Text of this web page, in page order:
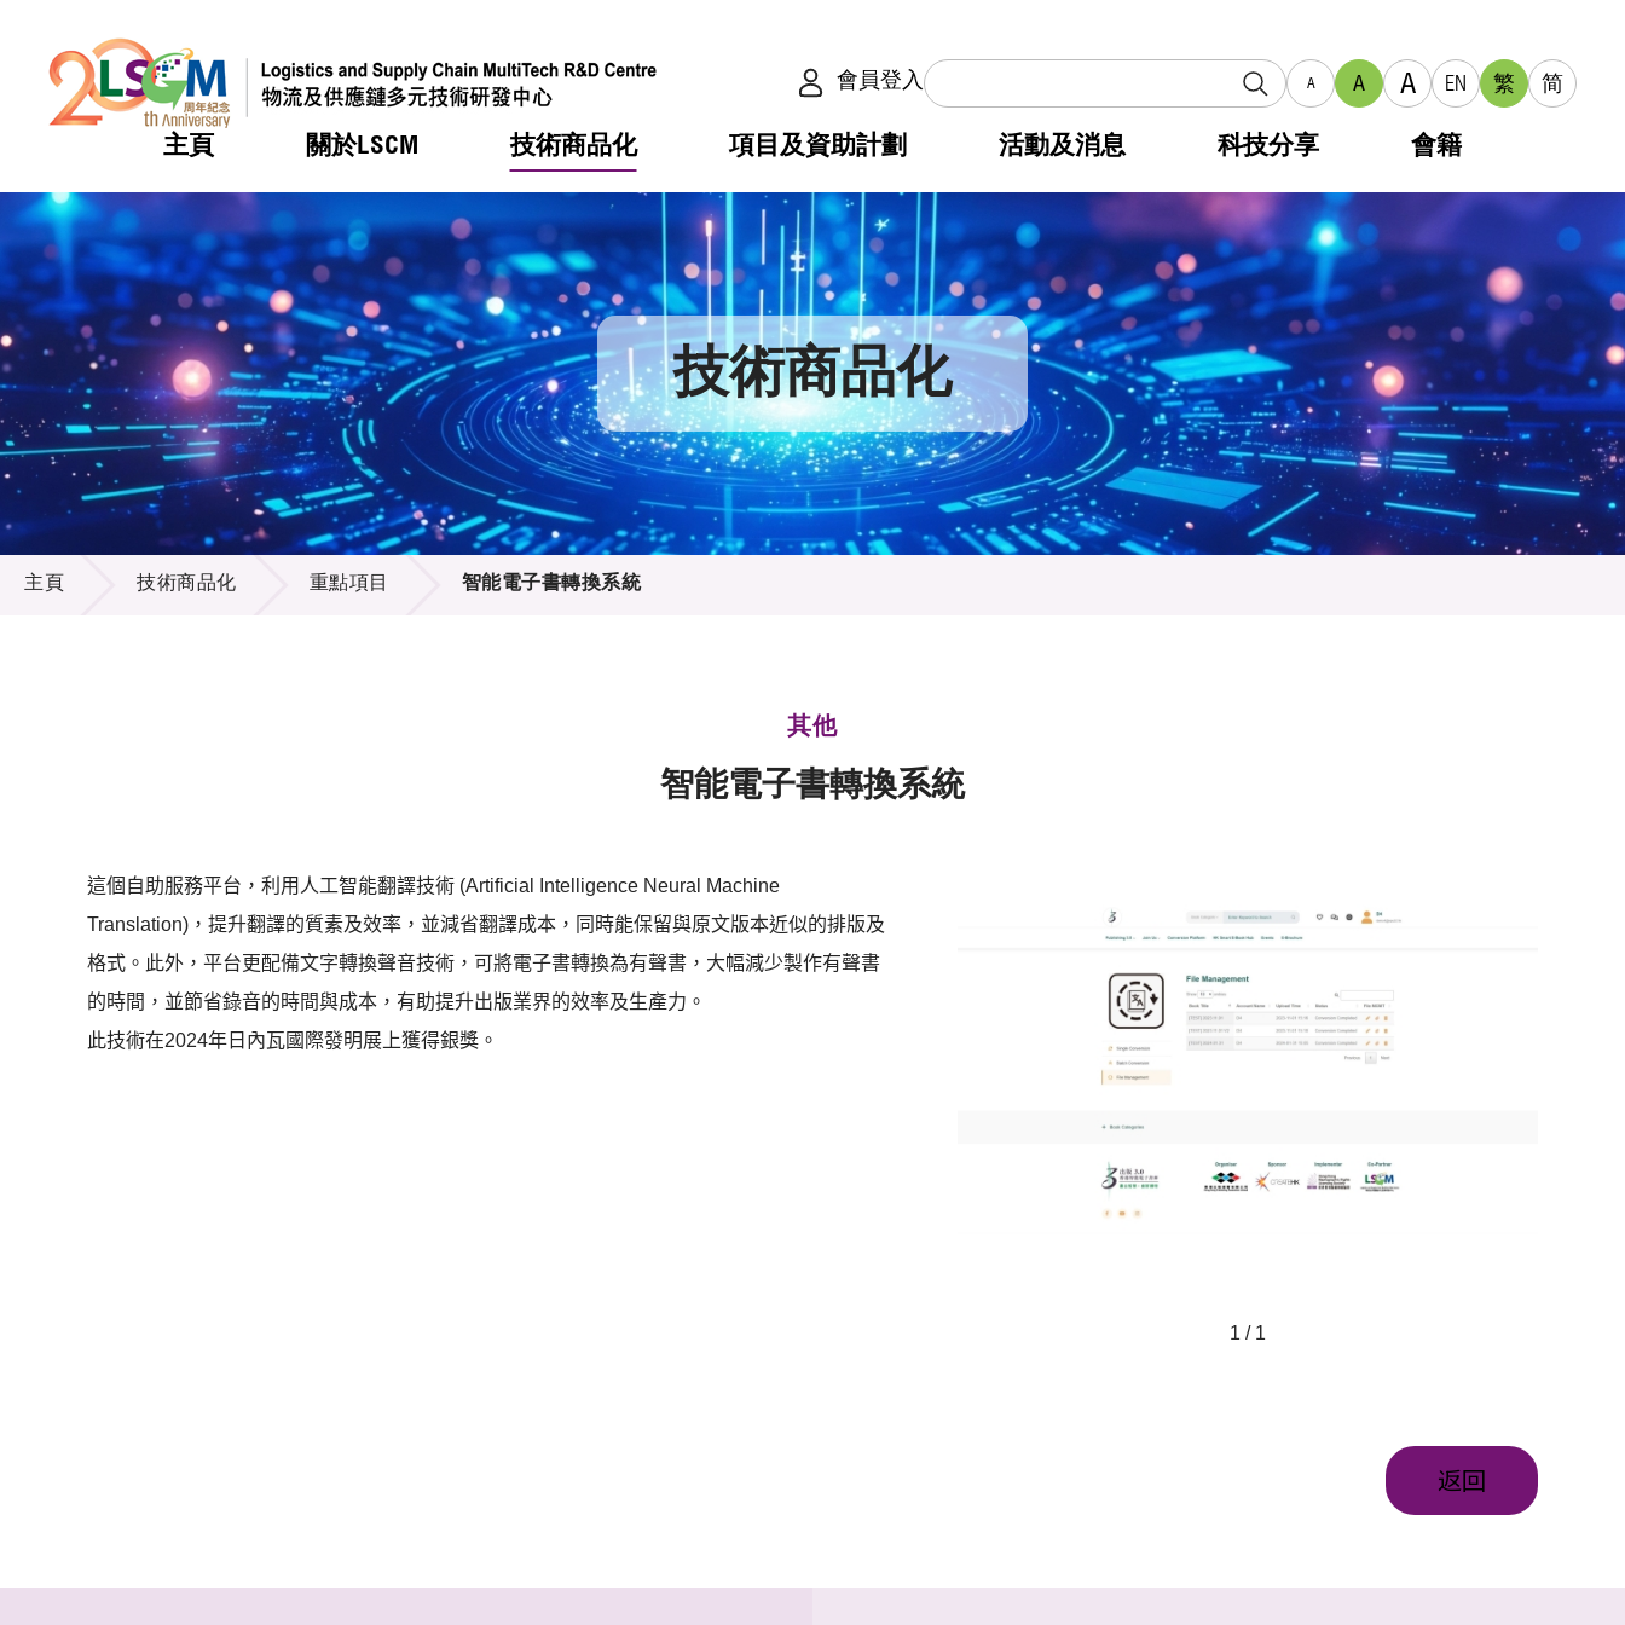
會員登入 A A A EN 繁 简
主頁 關於LSCM
熱門
獎項
LSCM 動向
機構簡介
願景及使命
服務範疇
組織架構
組織架構
董事局
研究顧問
招標通告
供應商登記
技術商品化
熱門
獎項
LSCM 動向
服務
可獲授權之技術
應用於公共服務之創新技術
重點項目
項目及資助計劃
熱門
獎項
LSCM 動向
合作計劃
研發重點
資助計劃
資助計劃
稅務優惠
申請
評審
徵求研發項目計劃書
項目資料庫
活動及消息
熱門
獎項
LSCM 動向
活動
LSCM 動向
業界活動
獎項
新聞中心
媒體報導
新聞稿
資訊中心
多媒體
科技分享 會籍
熱門
獎項
LSCM 動向
會籍及服務
登記會籍
會員列表
會員登入 技術商品化
技術商品化
主頁 技術商品化 重點項目 智能電子書轉換系統
其他
智能電子書轉換系統
1 / 1
這個自助服務平台，利用人工智能翻譯技術 (Artificial Intelligence Neural Machine
Translation) ，提升翻譯的質素及效率，並減省翻譯成本，同時能保留與原文版本近似的排版及
格式。此外，平台更配備文字轉換聲音技術，可將電子書轉換為有聲書，大幅減少製作有聲書
的時間，並節省錄音的時間與成本，有助提升出版業界的效率及生產力。
此技術在2024年日內瓦國際發明展上獲得銀獎。
返回